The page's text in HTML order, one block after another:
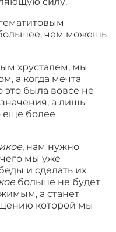
чем можешь
хрусталем, мы
а когда мечта
это была вовсе не
а лишь
еще более
, нам нужно
чего мы уже
и сделать их
больше не будет
а станет
которой мы